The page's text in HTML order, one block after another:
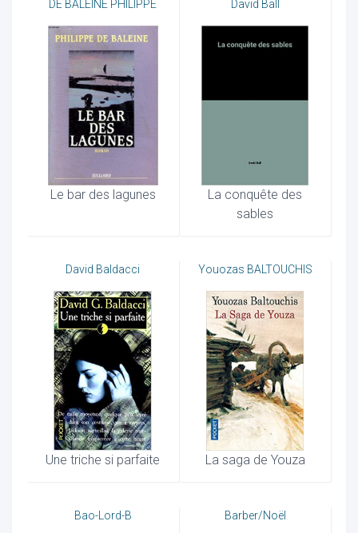
DE BALEINE PHILIPPE
Le bar des lagunes
David Ball
La conquête des
sables
David Baldacci
Une triche si parfaite
Youozas BALTOUCHIS
La saga de Youza
Bao-Lord-B Barber/Noël